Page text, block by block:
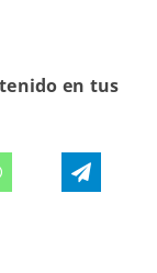
en tus